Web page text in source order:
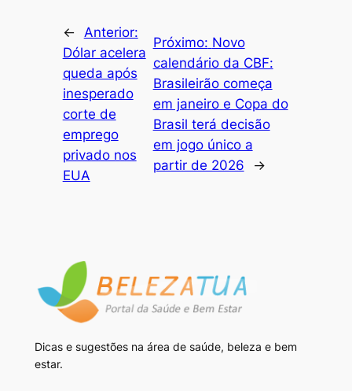
← Anterior:
Dólar acelera
queda após
inesperado
corte de
emprego
privado nos
EUA
Próximo: Novo
calendário da CBF:
Brasileirão começa
em janeiro e Copa do
Brasil terá decisão
em jogo único a
partir de 2026
→
Dicas e sugestões na área de saúde, beleza e bem
estar.